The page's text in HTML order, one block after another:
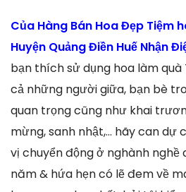
Của Hàng Bán Hoa Đẹp Tiệm
Huyện Quảng Điền Huế Nhận
bạn thích sử dụng hoa làm
cả những người giữa, bạn bè
quan trọng cũng như khai
mừng, sanh nhật,… hãy can dự
vị chuyển động ở nghành nghề
năm & hứa hẹn có lẽ đem về